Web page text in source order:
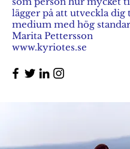
lägger på att utveckla dig
medium med hög
Marita Pettersson
www.kyriotes.se